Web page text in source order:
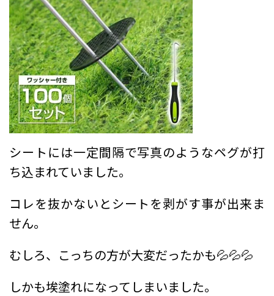
シートには一定間隔で写真のようなペグが打
ち込まれていました。
コレを抜かないとシートを剥がす事が出来ま
せん。
むしろ、こっちの方が大変だったかも💦💦💦
しかも埃塗れになってしまいました。